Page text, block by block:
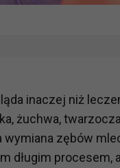
inaczej niż
żuchwa,
zębów
długim procesem,